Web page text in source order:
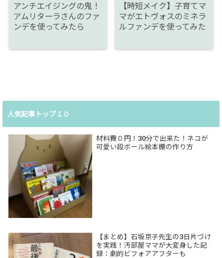
アンチエイジングの鬼！
アムリターラさんのファ
ンデを使ってみたら
【時短メイク】子育てマ
マがエトヴォスのミネラ
ルファンデを使ってみた
人気記事トップ１０
材料費０円！30分で出来た！ネコが
可愛い段ボール絵本棚の作り方
【まとめ】石坂京子先生の3日片づけ
を実践！汚部屋ママが大変身した記
録：劇的ビフォアアフターも